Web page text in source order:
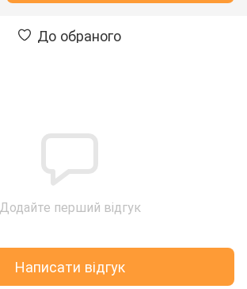
До обраного
Додайте перший відгук
Написати відгук